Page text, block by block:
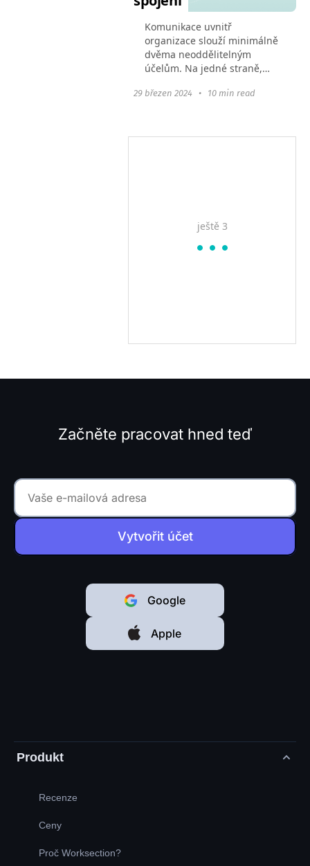
Komunikace uvnitř
organizace slouží minimálně
dvěma neoddělitelným
účelům. Na jedné straně,
není možné vytvořit
bez výměny...
29 březen 2024 • 10 min read
ještě 3
Začněte pracovat hned teď
Vytvořit účet
Google
Apple
Produkt
Recenze
Ceny
Proč Worksection?